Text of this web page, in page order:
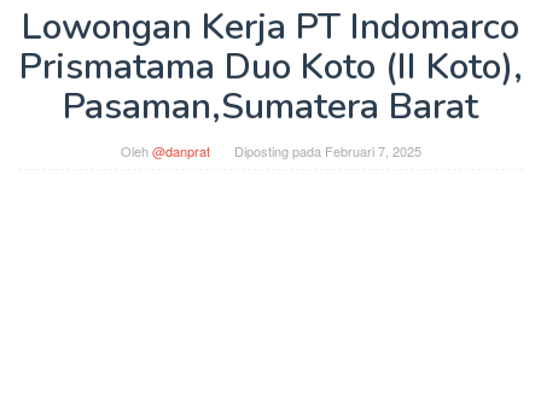
Lowongan Kerja PT Indomarco
Prismatama Duo Koto (II Koto),
Pasaman,Sumatera Barat
Oleh@danprat Diposting pada Februari 7, 2025